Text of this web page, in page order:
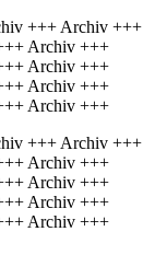
+++ Archiv +++
Archiv +++
Archiv +++
Archiv +++
Archiv +++
+++ Archiv +++
Archiv +++
Archiv +++
Archiv +++
Archiv +++